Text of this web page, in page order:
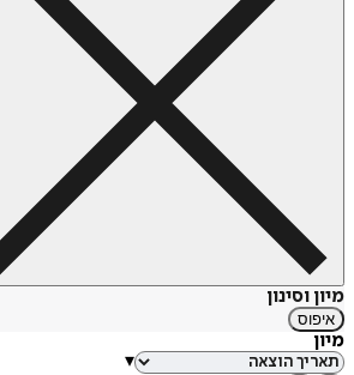
מיון וסינון
איפוס
מיון
▾